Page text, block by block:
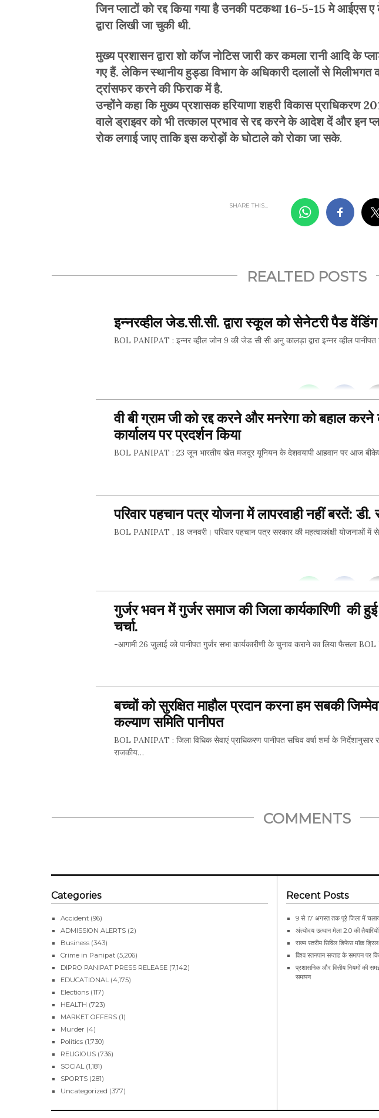
जिन प्लाटों को रद्द किया गया है उनकी पटकथा 16-5-15मेआईएस ए
द्वारा लिखी जा चुकी थी.
मुख्य प्रशासन द्वारा शो कॉज नोटिस जारी कर कमला रानी आदि के
गए हैं. लेकिन स्थानीय हुड्डा विभाग के अधिकारी दलालों से
ट्रांसफर करने की फिराक में है.
उन्होंने कहा कि मुख्य प्रशासक हरियाणा शहरी विकास प्राधिकरण
वाले ड्राइवर को भी तत्काल प्रभाव से रद्द करने के आदेश दें और इन
रोक लगाई जाए ताकि इस करोड़ों के घोटाले को रोका जा सके.
SHARE THIS...
REALTED POSTS
इन्नरव्हील जेड.सी.सी. द्वारा स्कूल को सेनेटरी पैड
BOL PANIPAT : इन्नर व्हील जोन 9 की जेड सी सी अनु कालड़ा द्वारा इन्नर व्हील
वी बी ग्राम जी को रद्द करने और मनरेगा को बहाल
कार्यालय पर प्रदर्शन किया
BOL PANIPAT : 23 जून भारतीय खेत मजदूर यूनियन के देशवयापी आहवान पर आज
SHARE THIS...
परिवार पहचान पत्र योजना में लापरवाही नहीं बरतें: डी.
BOL PANIPAT , 18 जनवरी। परिवार पहचान पत्र सरकार की महत्वाकांक्षी योजनाओं
गुर्जर भवन में गुर्जर समाज की जिला कार्यकारिणी की हुई
चर्चा.
-आगामी 26 जुलाई को पानीपत गुर्जर सभा कार्यकारीणी के चुनाव कराने का लिया फैसला
बच्चों को सुरक्षित माहौल प्रदान करना हम सबकी
कल्याण समिति पानीपत
BOL PANIPAT : जिला विधिक सेवाएं प्राधिकरण पानीपत सचिव वर्षा शर्मा के निर्देशानुसार
राजकीय…
COMMENTS
Categories
Accident (96)
ADMISSION ALERTS (2)
Business (343)
Crime in Panipat (5,206)
DIPRO PANIPAT PRESS RELEASE (7,142)
EDUCATIONAL (4,175)
Elections (117)
HEALTH (723)
MARKET OFFERS (1)
Murder (4)
Politics (1,730)
RELIGIOUS (736)
SOCIAL (1,181)
SPORTS (281)
Uncategorized (377)
Recent Posts
9 से 17 अगस्त तक पूरे जिला में
अंत्योदय उत्थान मेला 2.0 की
राज्य स्तरीय सिविल डिफेंस मॉक
विश्व स्तनपान सप्ताह के समापन पर
प्रशासनिक और वित्तीय नियमों की
समापन